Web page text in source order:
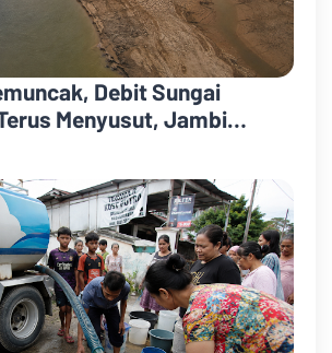
Debit Sungai
Menyusut, Jambi
Krisis Air Bersih dan